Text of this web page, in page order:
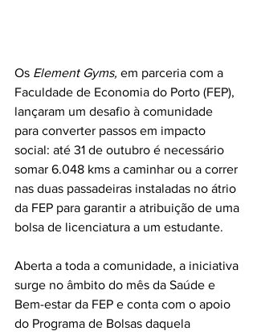
Os Element Gyms, em parceria com a
Faculdade de Economia do Porto (FEP),
lançaram um desafio à comunidade
para converter passos em impacto
social: até 31 de outubro é necessário
somar 6.048 kms a caminhar ou a correr
nas duas passadeiras instaladas no átrio
da FEP para garantir a atribuição de uma
bolsa de licenciatura a um estudante.
Aberta a toda a comunidade, a iniciativa
surge no âmbito do mês da Saúde e
Bem-estar da FEP e conta com o apoio
do Programa de Bolsas daquela